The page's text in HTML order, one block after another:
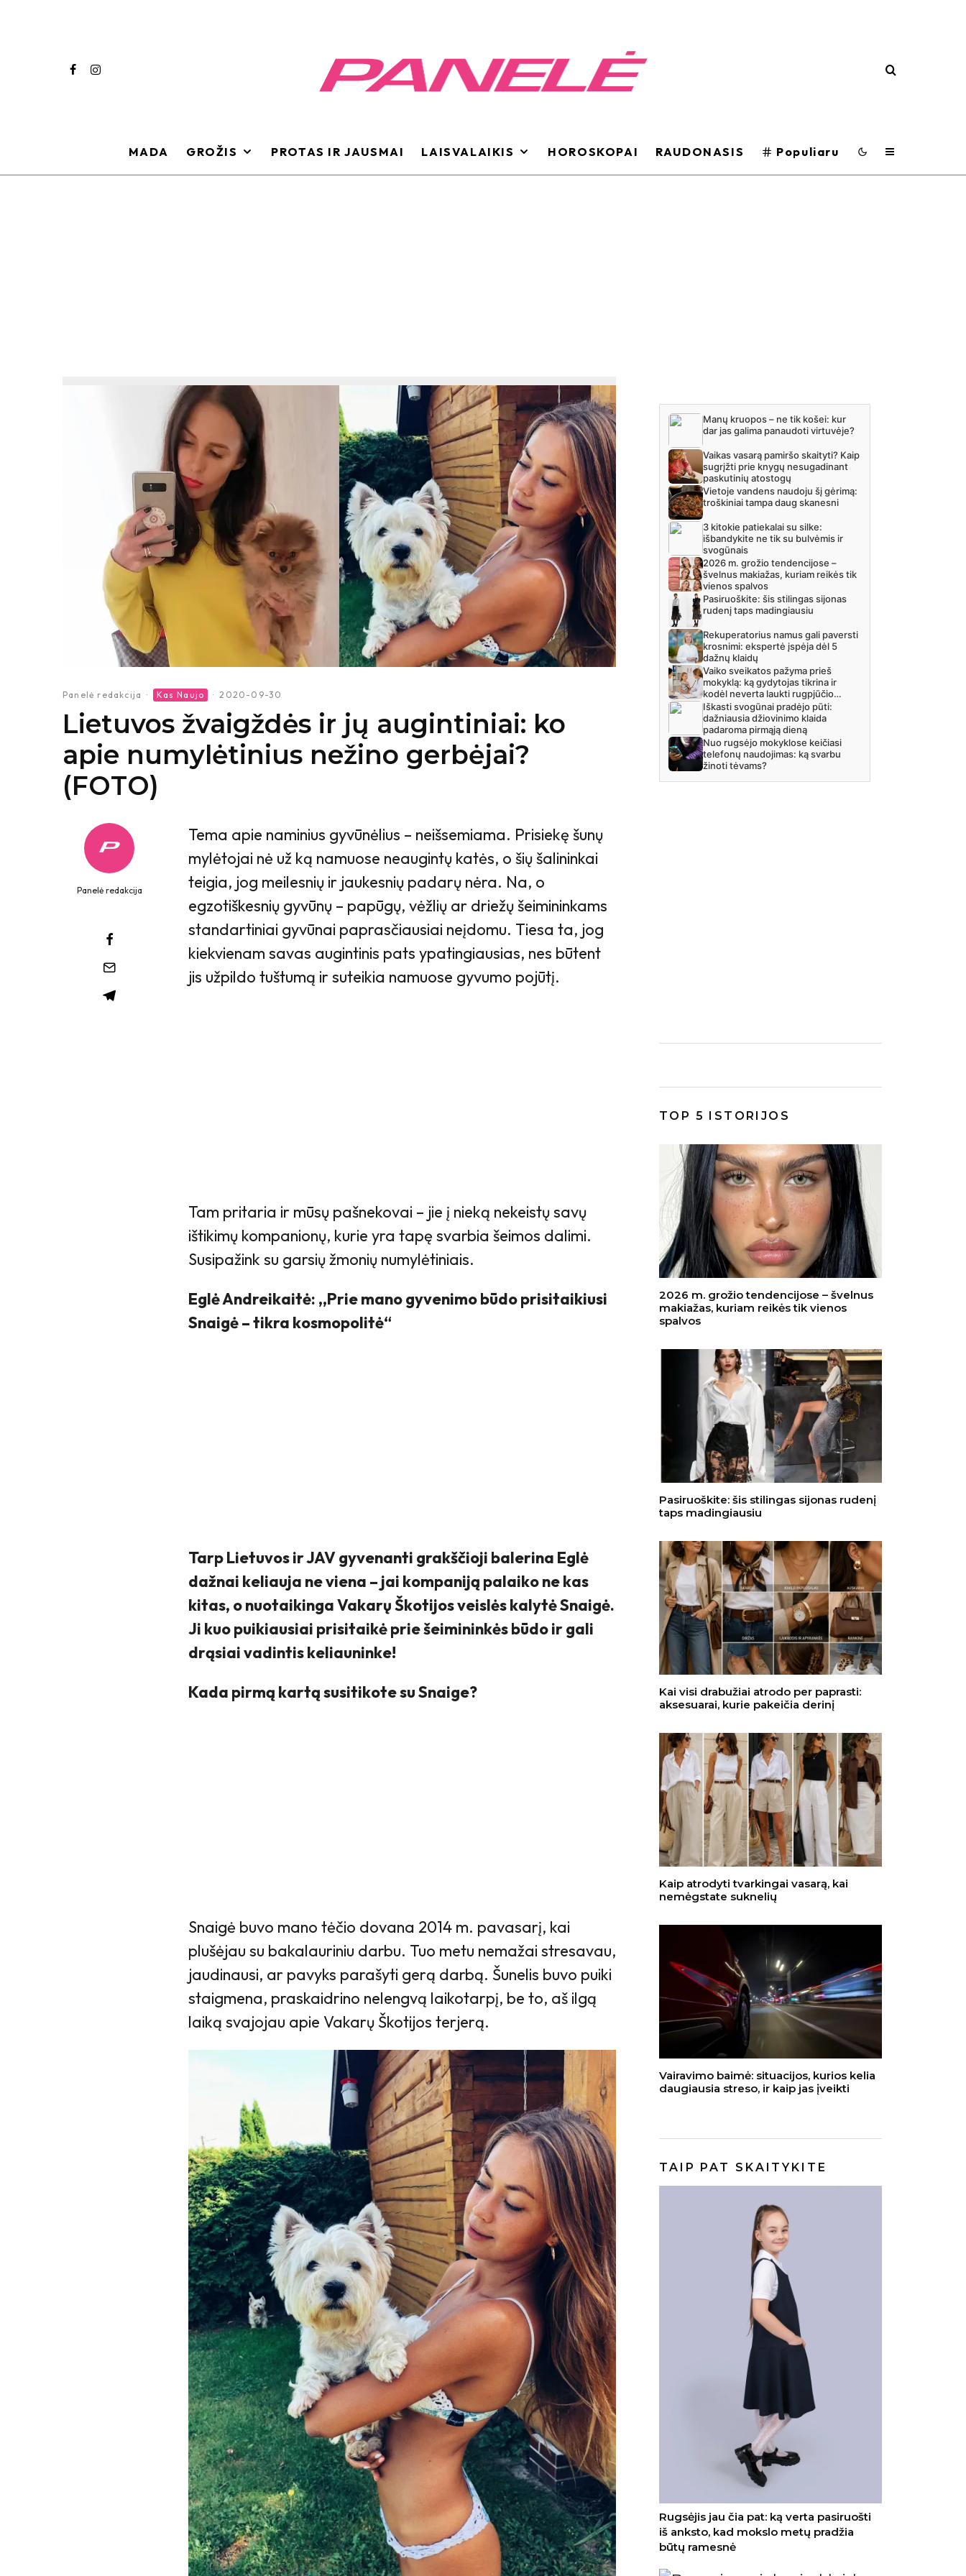
MADA GROŽIS PROTAS IR JAUSMAI LAISVALAIKIS HOROSKOPAI RAUDONASIS Populiaru
Panelė redakcija · Kas Naujo · 2020-09-30
Lietuvos žvaigždės ir jų augintiniai: ko
apie numylėtinius nežino gerbėjai?
(FOTO)
Panelė redakcija
Tema apie naminius gyvūnėlius – neišsemiama. Prisiekę šunų
mylėtojai nė už ką namuose neaugintų katės, o šių šalininkai
teigia, jog meilesnių ir jaukesnių padarų nėra. Na, o
egzotiškesnių gyvūnų – papūgų, vėžlių ar driežų šeimininkams
standartiniai gyvūnai paprasčiausiai neįdomu. Tiesa ta, jog
kiekvienam savas augintinis pats ypatingiausias, nes būtent
jis užpildo tuštumą ir suteikia namuose gyvumo pojūtį.
Tam pritaria ir mūsų pašnekovai – jie į nieką nekeistų savų
ištikimų kompanionų, kurie yra tapę svarbia šeimos dalimi.
Susipažink su garsių žmonių numylėtiniais.
Eglė Andreikaitė: ,,Prie mano gyvenimo būdo prisitaikiusi
Snaigė – tikra kosmopolitė“
Tarp Lietuvos ir JAV gyvenanti grakščioji balerina Eglė
dažnai keliauja ne viena – jai kompaniją palaiko ne kas
kitas, o nuotaikinga Vakarų Škotijos veislės kalytė Snaigė.
Ji kuo puikiausiai prisitaikė prie šeimininkės būdo ir gali
drąsiai vadintis keliauninke!
Kada pirmą kartą susitikote su Snaige?
Snaigė buvo mano tėčio dovana 2014 m. pavasarį, kai
plušėjau su bakalauriniu darbu. Tuo metu nemažai stresavau,
jaudinausi, ar pavyks parašyti gerą darbą. Šunelis buvo puiki
staigmena, praskaidrino nelengvą laikotarpį, be to, aš ilgą
laiką svajojau apie Vakarų Škotijos terjerą.
TOP 5 ISTORIJOS
2026 m. grožio tendencijose – švelnus
makiažas, kuriam reikės tik vienos
spalvos
Pasiruoškite: šis stilingas sijonas rudenį
taps madingiausiu
Kai visi drabužiai atrodo per paprasti:
aksesuarai, kurie pakeičia derinį
Kaip atrodyti tvarkingai vasarą, kai
nemėgstate suknelių
Vairavimo baimė: situacijos, kurios kelia
daugiausia streso, ir kaip jas įveikti
TAIP PAT SKAITYKITE
Rugsėjis jau čia pat: ką verta pasiruošti
iš anksto, kad mokslo metų pradžia
būtų ramesnė